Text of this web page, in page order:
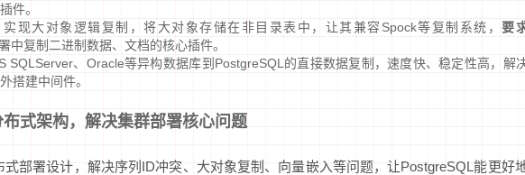
件。
实现大对象逻辑复制，将大对象存储在非目录表中，让其兼容Spock等复制系统，要
中复制二进制数据、文档的核心插件。
SQLServer、Oracle等异构数据库到PostgreSQL的直接数据复制，速度快、稳定性高，解
搭建中间件。
式架构，解决集群部署核心问题
部署设计，解决序列ID冲突、大对象复制、向量嵌入等问题，让PostgreSQL能更好